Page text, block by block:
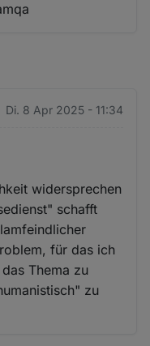
Di. 8 Apr 2025 - 11:34
widersprechen
schafft
für das ich
Thema zu
zu